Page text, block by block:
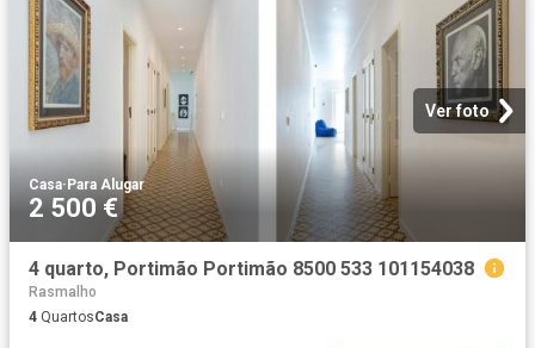
Ver foto
Casa·Para Alugar
2 500 €
4 quarto, Portimão Portimão 8500 533 101154038
Rasmalho
4 QuartosCasa